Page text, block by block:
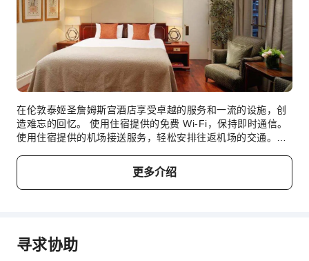
干洗服务
熨衣服务
洗衣服务
公共区域设施
电梯
吸烟区
停车场
上网服务
公共休息室/电视室
在伦敦泰姬圣詹姆斯宫酒店享受卓越的服务和一流的设施，创
造难忘的回忆。 使用住宿提供的免费 Wi-Fi，保持即时通信。
使用住宿提供的机场接送服务，轻松安排往返机场的交通。使
发现和其他活动。 客人可以使用住宿提供的停车设施。 提供
礼宾服务等前台设施服务，旨在满足您的需求。 住宿提供票务
服务，帮您轻松获得热门门票或预订高级餐厅。 住宿提供洗衣
您带来舒适的住宿体验，伴您放松和享受。对于您所有的小事
或临时需求，无需离开住宿，便利店都能及时满足。 住宿全面
更多介绍
寻求协助